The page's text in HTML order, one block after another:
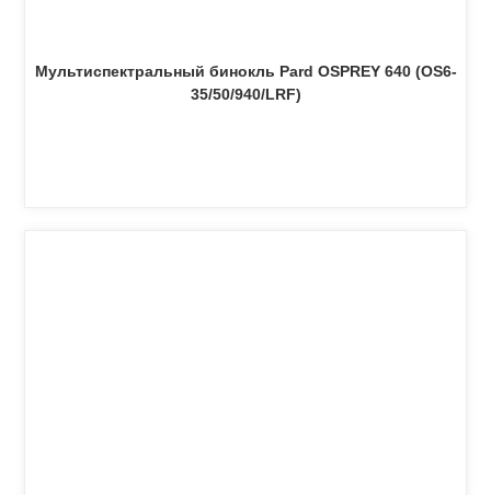
Мультиспектральный бинокль Pard OSPREY 640 (OS6-
35/50/940/LRF)